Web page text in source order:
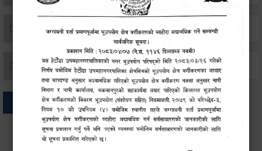
मृत्यू दर्ता
जन्म दर्ता
थप विवरणहरु